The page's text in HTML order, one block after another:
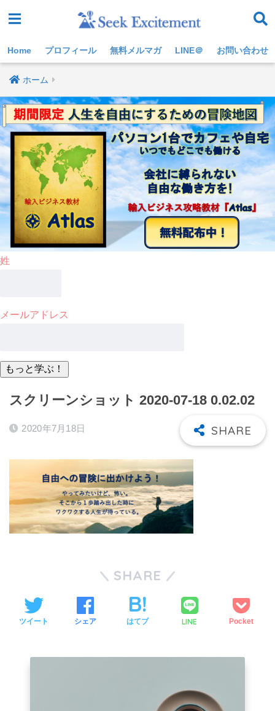
Home プロフィール 無料メルマガ LINE＠ お問い合わせ
ホーム
姓
メールアドレス
スクリーンショット 2020-07-18 0.02.02
2020年7月18日
SHARE
ツイート シェア はてブ LINE Pocket